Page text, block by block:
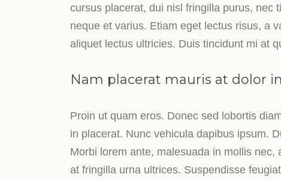
cursus placerat, dui nisl fringilla purus, nec
neque et varius. Etiam eget lectus risus, a
aliquet lectus ultricies. Duis tincidunt mi at
Nam placerat mauris at dolor
Proin ut quam eros. Donec sed lobortis
in placerat. Nunc vehicula dapibus ipsum.
Morbi lorem ante, malesuada in mollis
at fringilla urna ultrices. Suspendisse